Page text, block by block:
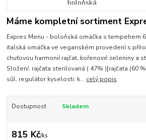
Máme kompletní sortiment
Expres Menu - boloňská omáčka s tempehem
italská omáčka ve veganském provedení s
chuťovou harmonií rajčat, kořenové zeleniny a
Složení: rajčata sterilovaná ( 47% )[rajčata (60
sůl, regulátor kyselosti: k... celý popis
Dostupnost Skladem
815 Kč/ks